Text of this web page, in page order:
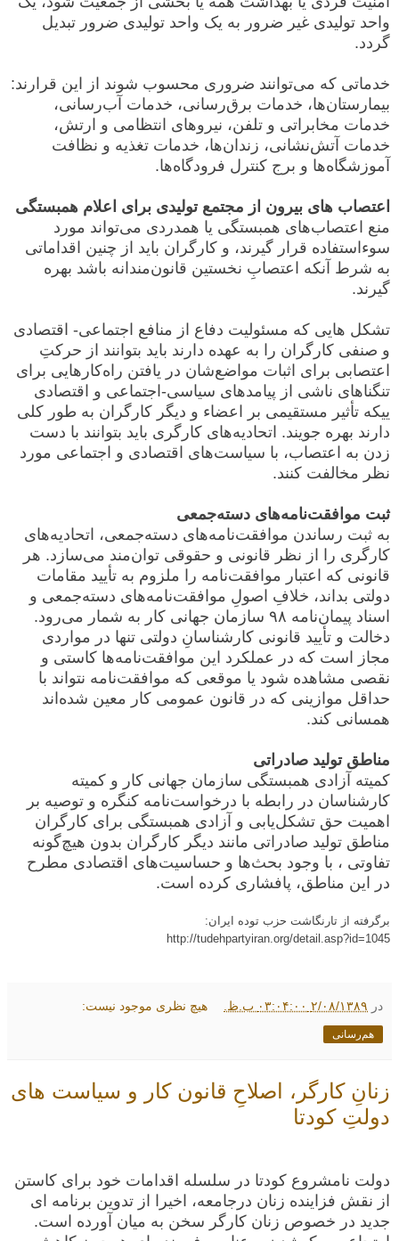
واحد تولیدی غیر ضرور به یک واحد تولیدی ضرور تبدیل
گردد.
خدماتی که می‌توانند ضروری محسوب شوند از این قرارند:
بیمارستان‌ها، خدمات برق‌رسانی، خدمات آب‌رسانی،
خدمات مخابراتی و تلفن، نیروهای انتظامی و ارتش،
خدمات آتش‌نشانی، زندان‌ها، خدمات تغذیه و نظافت
آموزشگاه‌ها و برج کنترل فرودگاه‌ها.
اعتصاب های بیرون از مجتمع تولیدی برای اعلام همبستگی
منع اعتصاب‌های همبستگی یا همدردی می‌تواند مورد
سوءاستفاده قرار گیرند، و کارگران باید از چنین اقداماتی
به شرط آنکه اعتصابِ نخستین قانون‌مندانه باشد بهره
گیرند.
تشکل هایی که مسئولیت دفاع از منافع اجتماعی- اقتصادی
و صنفی کارگران را به عهده دارند باید بتوانند از حرکتِ
اعتصابی برای اثبات مواضع‌شان در یافتن راه‌کارهایی برای
تنگناهای ناشی از پیامدهای سیاسی-اجتماعی و اقتصادی
ییکه تأثیر مستقیمی بر اعضاء و دیگر کارگران به طور کلی
دارند بهره جویند. اتحادیه‌های کارگری باید بتوانند با دست
زدن به اعتصاب، با سیاست‌های اقتصادی و اجتماعی مورد
نظر مخالفت کنند.
ثبت موافقت‌نامه‌های دسته‌جمعی
به ثبت رساندن موافقت‌نامه‌های دسته‌جمعی، اتحادیه‌های
کارگری را از نظر قانونی و حقوقی توان‌مند می‌سازد. هر
قانونی که اعتبار موافقت‌نامه را ملزوم به تأیید مقامات
دولتی بداند، خلافِ اصولِ موافقت‌نامه‌های دسته‌جمعی و
اسناد پیمان‌نامه ۹۸ سازمان جهانی کار به شمار می‌رود.
دخالت و تأیید قانونی کارشناسانِ دولتی تنها در مواردی
مجاز است که در عملکرد این موافقت‌نامه‌ها کاستی و
نقصی مشاهده شود یا موقعی که موافقت‌نامه نتواند با
حداقل موازینی که در قانون عمومی کار معین شده‌اند
همسانی کند.
مناطق تولید صادراتی
کمیته آزادی همبستگی سازمان جهانی کار و کمیته
کارشناسان در رابطه با درخواست‌نامه کنگره و توصیه بر
اهمیت حق تشکل‌یابی و آزادی همبستگی برای کارگران
مناطق تولید صادراتی مانند دیگر کارگران بدون هیچ‌گونه
تفاوتی ، با وجود بحث‌ها و حساسیت‌های اقتصادی مطرح
در این مناطق، پافشاری کرده است.
برگرفته از تارنگاشت حزب توده ایران:
http://tudehpartyiran.org/detail.asp?id=1045
در ۲/۰۸/۱۳۸۹ ۰۳:۰۴:۰۰ ب.ظ. هیچ نظری موجود نیست:
هم‌رسانی
زنانِ کارگر، اصلاحِ قانون کار و سیاست های
دولتِ کودتا
دولت نامشروع کودتا در سلسله اقدامات خود برای کاستن
از نقش فزاینده زنان درجامعه، اخیرا از تدوین برنامه ای
جدید در خصوص زنان کارگر سخن به میان آورده است.